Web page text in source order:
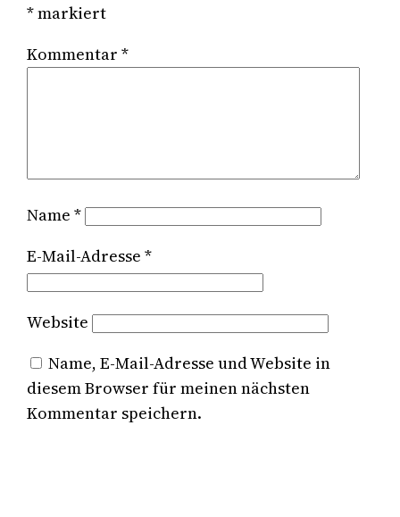
*markiert
Kommentar*
Name*
E-Mail-Adresse*
Website
Name, E-Mail-Adresse und Website in
diesem Browser für meinen nächsten
Kommentar speichern.